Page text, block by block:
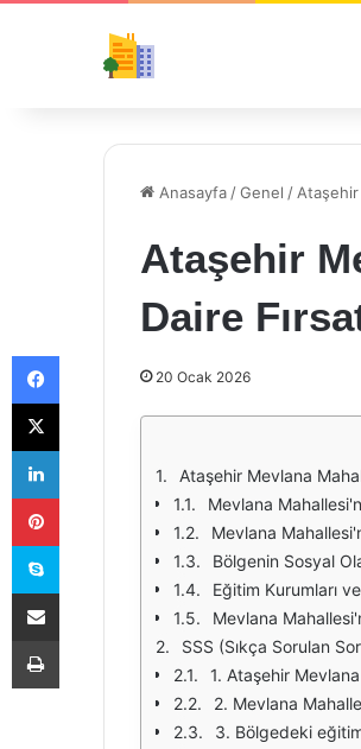
Anasayfa /Genel / Ataşehir
Ataşehir
Daire
20 Ocak 2026
Ataşehir Mevlana
Mevlana
Mevlana
Bölgenin Sosyal
Eğitim Kurumları
Mevlana
SSS (Sıkça Sorulan
1. Ataşehir
2. Mevlana
3. Bölgedeki
Facebook
X
LinkedIn
Pinterest
Skype
E-Posta ile paylaş